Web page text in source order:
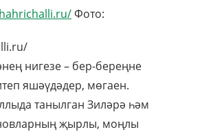
Фото:
нигезе – бер-береңне
яшәүдәдер, мөгаен.
танылган Зиләрә һәм
җырлы, моңлы